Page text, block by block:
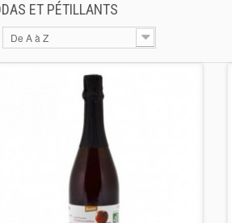
ET PÉTILLANTS
De A à Z